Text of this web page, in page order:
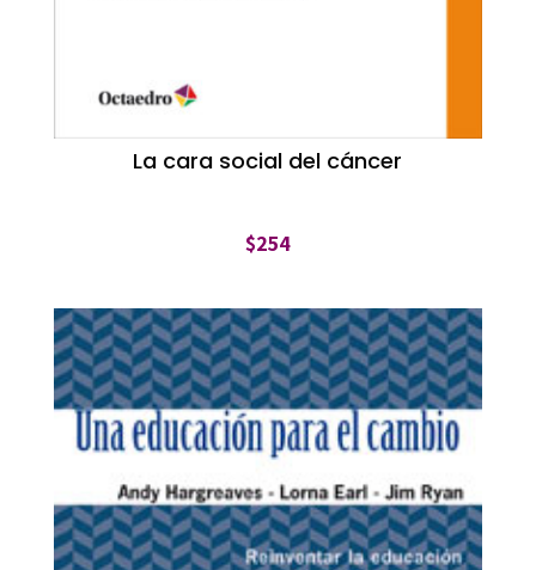
La cara social del cáncer
$254